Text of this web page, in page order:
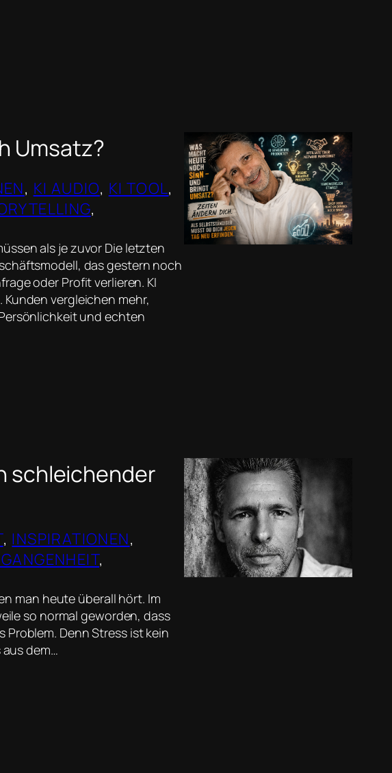
Umsatz?
, KI AUDIO, KI TOOL
als je zuvor Die letzten
das gestern noch
oder Profit verlieren. KI
vergleichen mehr,
und echten
schleichender
, INSPIRATIONEN
man heute überall hört. Im
so normal geworden, dass
Denn Stress ist kein
dem…